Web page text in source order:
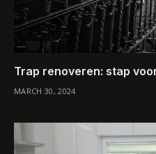
Trap renoveren: stap
MARCH 30, 2024